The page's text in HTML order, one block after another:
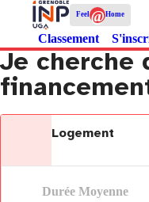
Feel@Home
Classement
Je cherche
Logement
Durée Moyenne